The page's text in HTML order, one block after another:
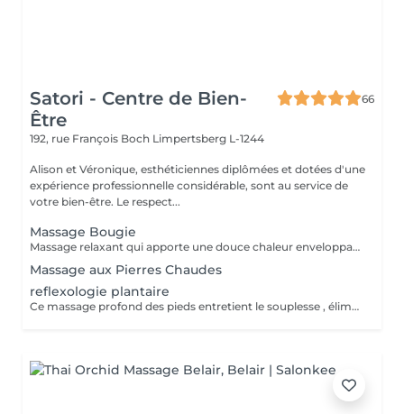
Satori - Centre de Bien-
Être
66
192, rue François Boch Limpertsberg L-1244
Alison et Véronique, esthéticiennes diplômées et dotées d'une
expérience professionnelle considérable, sont au service de
votre bien-être. Le respect...
Massage Bougie
Massage relaxant qui apporte une douce chaleur enveloppante pour une détente profonde et sensorielle. La cire fondue se transforme en huile soyeuse pour nourrir la peau et apaiser l'esprit.
Massage aux Pierres Chaudes
reflexologie plantaire
Ce massage profond des pieds entretient le souplesse , élimine les tensions , relaxe , favorise la circulation sanguine et rééquilibre les énergies .